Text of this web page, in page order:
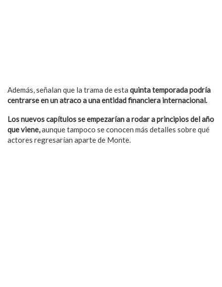
Además, señalan que la trama de esta quinta temporada podría
centrarse en un atraco a una entidad financiera internacional.
Los nuevos capítulos se empezarían a rodar a principios del año
que viene,aunque tampoco se conocen más detalles sobre qué
actores regresarían aparte de Monte.